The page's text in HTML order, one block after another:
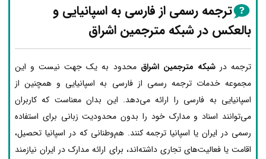
ترجمه رسمی از فارسی به اسپانیایی و
بالعکس در شبکه مترجمین اشراق
ترجمه درشبکه مترجمین اشراق محدود به یک جهت نیست و این
مجموعه خدمات ترجمه رسمی از فارسی به اسپانیایی و همچنین از
اسپانیایی به فارسی را ارائه می‌دهد. این بدان معناست که کاربران
می‌توانند اسناد و مدارک خود را بدون محدودیت زبانی برای استفاده
رسمی در ایران یا اسپانیا ترجمه کنند. هم‌وطنانی که در اسپانیا تحصیل،
اقامت یا فعالیت‌های تجاری داشته‌اند، برای ارائه مدارک در ایران نیازمند